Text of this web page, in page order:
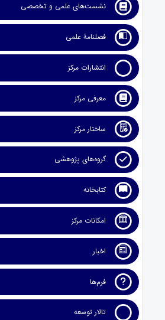
نشست‌های علمی و تخصصی
فصلنامۀ علمی
انتشارات مرکز
معرفی مرکز
ساختار مرکز
گروه‌های پژوهشی
کتابخانه
امکانات مرکز
اخبار
فرم‌ها
تالار توسعه